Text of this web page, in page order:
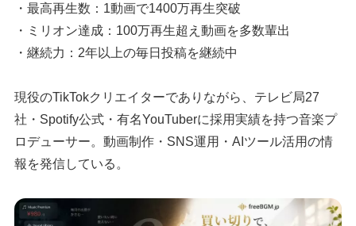
・最高再生数：1動画で1400万再生突破
・ミリオン達成：100万再生超え動画を多数輩出
・継続力：2年以上の毎日投稿を継続中
現役のTikTokクリエイターでありながら、テレビ局27
社・Spotify公式・有名YouTuberに採用実績を持つ音楽プ
ロデューサー。動画制作・SNS運用・AIツール活用の情
報を発信している。